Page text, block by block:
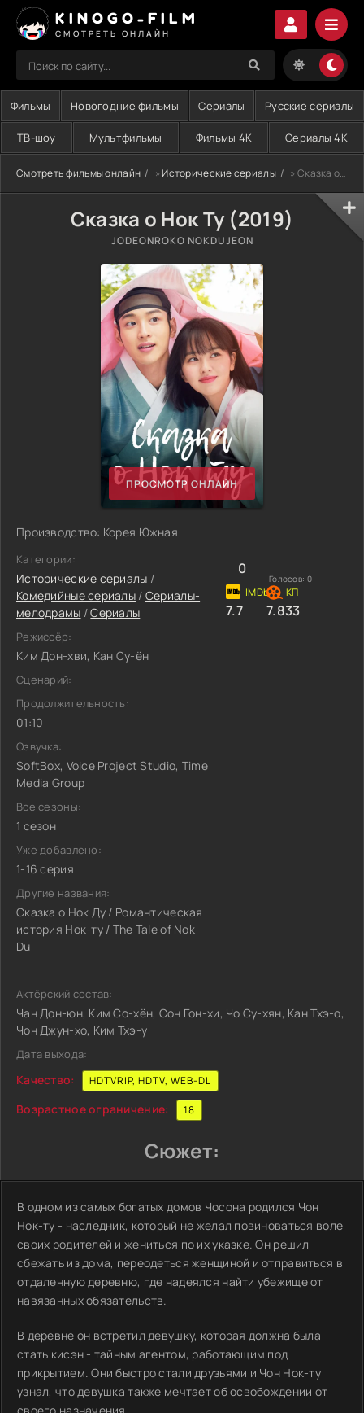
KINOGO-FILM
СМОТРЕТЬ ОНЛАЙН
Фильмы Новогодние фильмы Сериалы Русские сериалы
ТВ-шоу Мультфильмы Фильмы 4K Сериалы 4K
Смотреть фильмы онлайн »Исторические сериалы » Сказка о Нок Ту (2019)
Сказка о Нок Ту (2019)
JODEONROKO NOKDUJEON
ПРОСМОТР ОНЛАЙН
Производство: Корея Южная
Категории:
Исторические сериалы /
Комедийные сериалы / Сериалы-
мелодрамы /Сериалы
Режиссёр:
Ким Дон-хви, Кан Су-ён
Сценарий:
Продолжительность:
01:10
Озвучка:
SoftBox, Voice Project Studio, Time
Media Group
Все сезоны:
1 сезон
Уже добавлено:
1-16 серия
Другие названия:
Сказка о Нок Ду / Романтическая
история Нок-ту / The Tale of Nok
Du
0
Голосов: 0
7.7 7.833
Актёрский состав:
Чан Дон-юн, Ким Со-хён, Сон Гон-хи, Чо Су-хян, Кан Тхэ-о,
Чон Джун-хо, Ким Тхэ-у
Дата выхода:
Качество: HDTVRIP, HDTV, WEB-DL
Возрастное ограничение: 18
Сюжет:
В одном из самых богатых домов Чосона родился Чон
Нок-ту - наследник, который не желал повиноваться воле
своих родителей и жениться по их указке. Он решил
сбежать из дома, переодеться женщиной и отправиться в
отдаленную деревню, где надеялся найти убежище от
навязанных обязательств.
В деревне он встретил девушку, которая должна была
стать кисэн - тайным агентом, работающим под
прикрытием. Они быстро стали друзьями и Чон Нок-ту
узнал, что девушка также мечтает об освобождении от